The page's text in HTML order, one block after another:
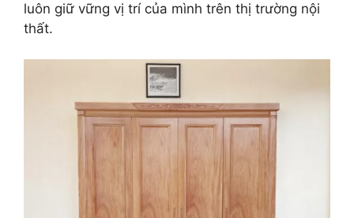
luôn giữ vững vị trí của mình trên thị trường nội
thất.